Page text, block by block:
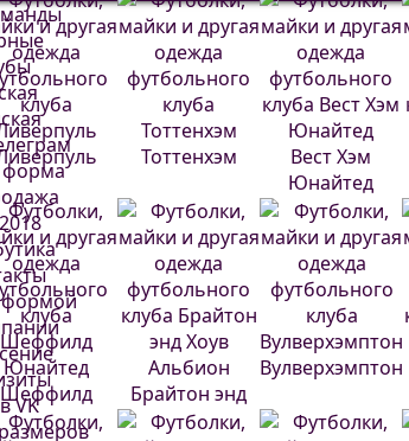
Тоттенхэм
Вест Хэм
Юнайтед
Шеффилд
Юнайтед
Брайтон энд
Хоув Альбион
Вулверхэмптон
формой
VK